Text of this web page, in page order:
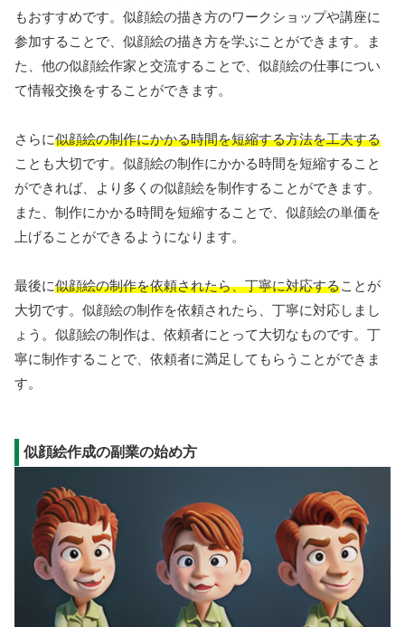
もおすすめです。似顔絵の描き方のワークショップや講座に
参加することで、似顔絵の描き方を学ぶことができます。ま
た、他の似顔絵作家と交流することで、似顔絵の仕事につい
て情報交換をすることができます。
さらに似顔絵の制作にかかる時間を短縮する方法を工夫する
ことも大切です。似顔絵の制作にかかる時間を短縮すること
ができれば、より多くの似顔絵を制作することができます。
また、制作にかかる時間を短縮することで、似顔絵の単価を
上げることができるようになります。
最後に似顔絵の制作を依頼されたら、丁寧に対応することが
大切です。似顔絵の制作を依頼されたら、丁寧に対応しまし
ょう。似顔絵の制作は、依頼者にとって大切なものです。丁
寧に制作することで、依頼者に満足してもらうことができま
す。
似顔絵作成の副業の始め方